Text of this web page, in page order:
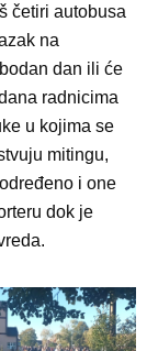
četiri autobusa
na
dan ili će
radnicima
u kojima se
mitingu,
i one
dok je